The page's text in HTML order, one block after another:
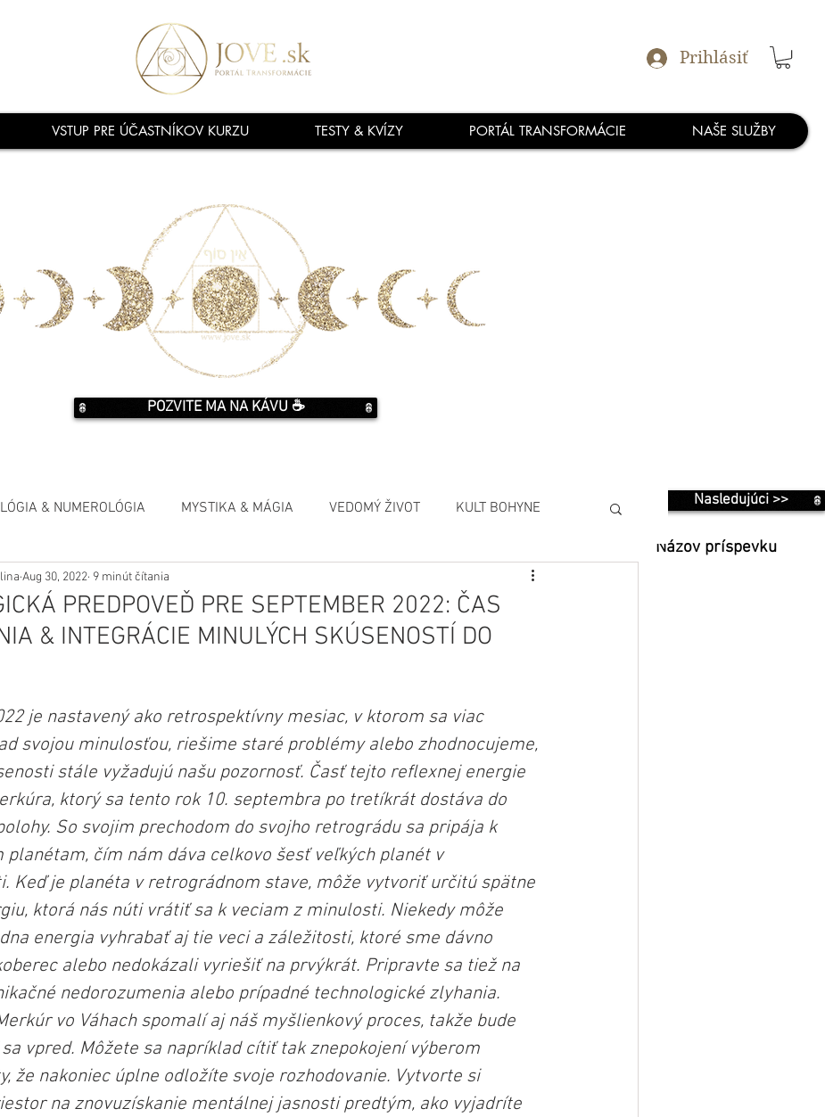
Prihlásiť
VSTUP PRE ÚČASTNÍKOV KURZU TESTY & KVÍZY PORTÁL TRANSFORMÁCIE NAŠE SLUŽBY
POZVITE MA NA KÁVU ☕️
Nasledujúci >>
Názov príspevku
& NUMEROLÓGIA MYSTIKA & MÁGIA VEDOMÝ ŽIVOT KULT BOHYNE
PREDPOVEĎ PRE SEPTEMBER 2022: ČAS
& INTEGRÁCIE MINULÝCH SKÚSENOSTÍ DO
Aug 30, 2022 9 minút čítania
je nastavený ako retrospektívny mesiac, v ktorom sa viac
svojou minulosťou, riešime staré problémy alebo zhodnocujeme,
stále vyžadujú našu pozornosť. Časť tejto reflexnej energie
ktorý sa tento rok 10. septembra po tretíkrát dostáva do
So svojim prechodom do svojho retrográdu sa pripája k
čím nám dáva celkovo šesť veľkých planét v
Keď je planéta v retrográdnom stave, môže vytvoriť určitú spätne
ktorá nás núti vrátiť sa k veciam z minulosti. Niekedy môže
energia vyhrabať aj tie veci a záležitosti, ktoré sme dávno
alebo nedokázali vyriešiť na prvýkrát. Pripravte sa tiež na
nedorozumenia alebo prípadné technologické zlyhania.
vo Váhach spomalí aj náš myšlienkový proces, takže bude
vpred. Môžete sa napríklad cítiť tak znepokojení výberom
že nakoniec úplne odložíte svoje rozhodovanie. Vytvorte si
na znovuzískanie mentálnej jasnosti predtým, ako vyjadríte